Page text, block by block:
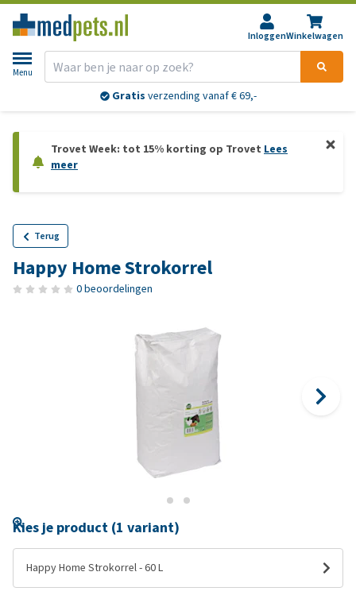
InloggenWinkelwagen
Menu
Gratis verzending vanaf € 69,-
Trovet Week: tot 15% korting op Trovet Lees
meer
Terug
Happy Home Strokorrel
0 beoordelingen
Kies je product (1 variant)
Happy Home Strokorrel - 60 L